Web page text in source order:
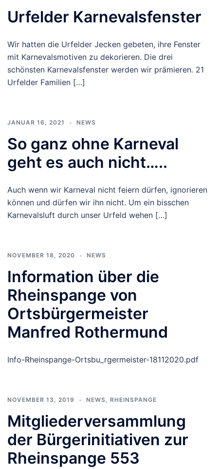
Urfelder Karnevalsfenster
Wir hatten die Urfelder Jecken gebeten, ihre Fenster
mit Karnevalsmotiven zu dekorieren. Die drei
schönsten Karnevalsfenster werden wir prämieren. 21
Urfelder Familien […]
JANUAR 16, 2021 NEWS
So ganz ohne Karneval
geht es auch nicht…..
Auch wenn wir Karneval nicht feiern dürfen, ignorieren
können und dürfen wir ihn nicht. Um ein bisschen
Karnevalsluft durch unser Urfeld wehen […]
NOVEMBER 18, 2020 NEWS
Information über die
Rheinspange von
Ortsbürgermeister
Manfred Rothermund
Info-Rheinspange-Ortsbu_rgermeister-18112020.pdf
NOVEMBER 13, 2019 NEWS, RHEINSPANGE
Mitgliederversammlung
der Bürgerinitiativen zur
Rheinspange 553